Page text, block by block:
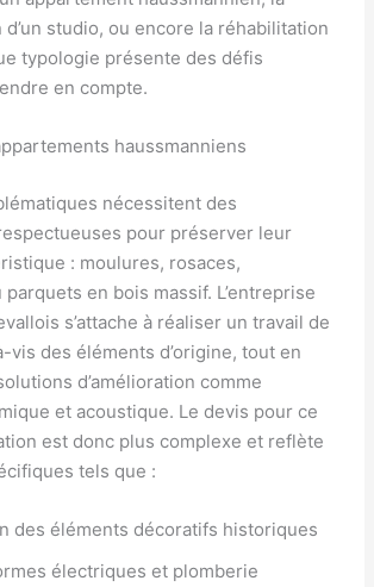
studio, ou encore la réhabilitation
typologie présente des défis
en compte.
haussmanniens
nécessitent des
pour préserver leur
: moulures, rosaces,
en bois massif. L’entreprise
s’attache à réaliser un travail de
vis des éléments d’origine, tout en
d’amélioration comme
et acoustique. Le devis pour ce
est donc plus complexe et reflète
tels que :
des éléments décoratifs historiques
électriques et plomberie